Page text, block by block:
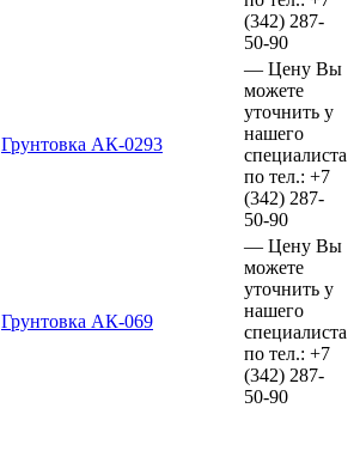
(342) 287-
50-90
Грунтовка АК-0293
— Цену Вы
можете
уточнить у
нашего
специалиста
по тел.: +7
(342) 287-
50-90
Грунтовка АК-069
— Цену Вы
можете
уточнить у
нашего
специалиста
по тел.: +7
(342) 287-
50-90